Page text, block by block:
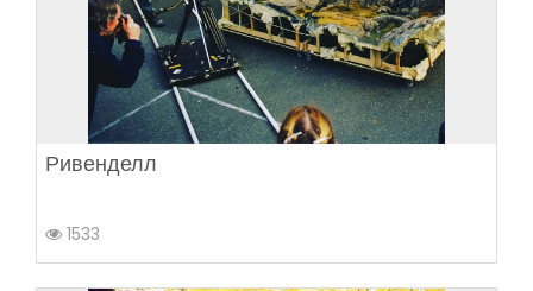
Ривенделл
1533